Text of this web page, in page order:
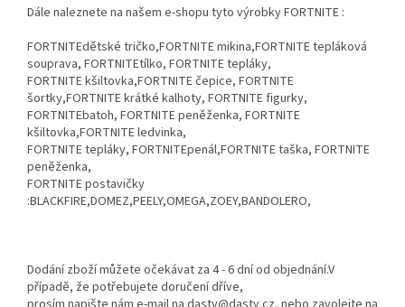
Dále naleznete na našem e-shopu tyto výrobky FORTNITE :
FORTNITEdětské tričko,FORTNITE mikina,FORTNITE tepláková
souprava, FORTNITEtílko, FORTNITE tepláky,
FORTNITE kšiltovka,FORTNITE čepice, FORTNITE
šortky,FORTNITE krátké kalhoty, FORTNITE figurky,
FORTNITEbatoh, FORTNITE peněženka, FORTNITE
kšiltovka,FORTNITE ledvinka,
FORTNITE tepláky, FORTNITEpenál,FORTNITE taška, FORTNITE
peněženka,
FORTNITE postavičky
:BLACKFIRE,DOMEZ,PEELY,OMEGA,ZOEY,BANDOLERO,
Dodání zboží můžete očekávat za 4 - 6 dní od objednání.V
případě, že potřebujete doručení dříve,